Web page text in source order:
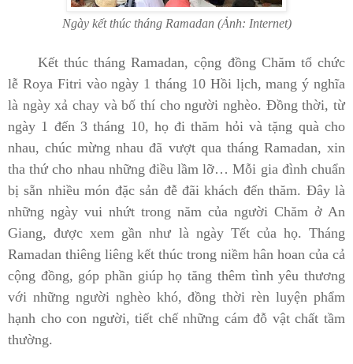
Ngày kết thúc tháng Ramadan (Ảnh: Internet)
Kết thúc tháng Ramadan, cộng đồng Chăm tổ chức
lễ Roya Fitri vào ngày 1 tháng 10 Hồi lịch, mang ý nghĩa
là ngày xả chay và bố thí cho người nghèo. Đồng thời, từ
ngày 1 đến 3 tháng 10, họ đi thăm hỏi và tặng quà cho
nhau, chúc mừng nhau đã vượt qua tháng Ramadan, xin
tha thứ cho nhau những điều lầm lỡ… Mỗi gia đình chuẩn
bị sẵn nhiều món đặc sản đễ đãi khách đến thăm. Đây là
những ngày vui nhứt trong năm của người Chăm ở An
Giang, được xem gần như là ngày Tết của họ. Tháng
Ramadan thiêng liêng kết thúc trong niềm hân hoan của cả
cộng đồng, góp phần giúp họ tăng thêm tình yêu thương
với những người nghèo khó, đồng thời rèn luyện phẩm
hạnh cho con người, tiết chế những cám đỗ vật chất tầm
thường.